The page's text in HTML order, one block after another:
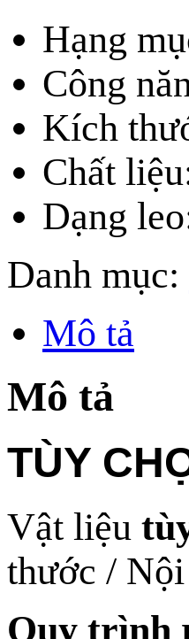
Hạng
Công
Kích
Chất
Dạng
Danh mục:
Mô tả
Mô tả
TÙY
Vật liệu
thước /
Quy trình